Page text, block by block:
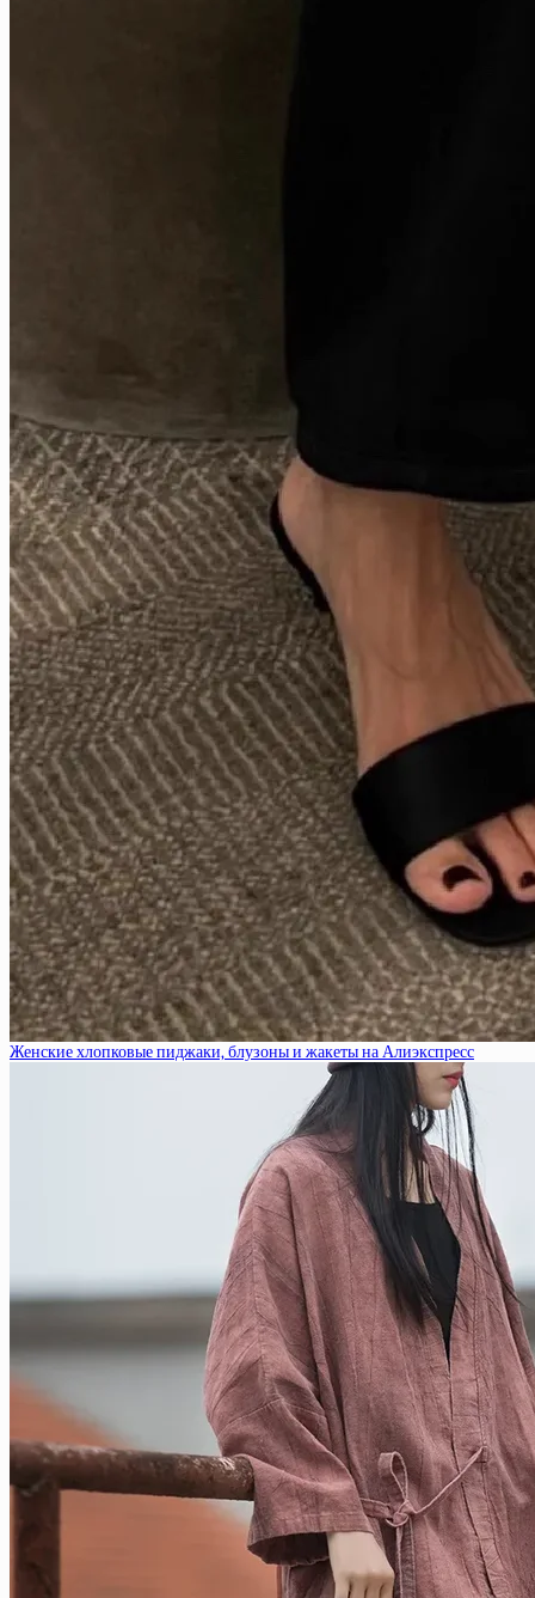
Женские хлопковые пиджаки, блузоны и жакеты на Алиэкспресс